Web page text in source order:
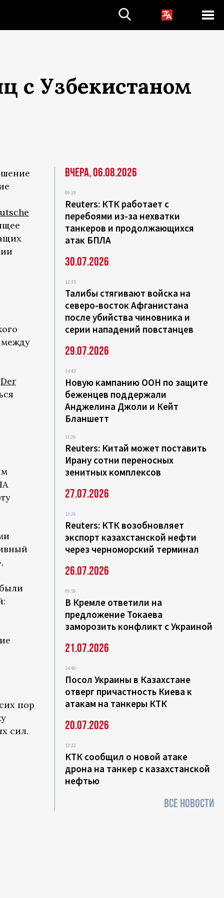
с Узбекистаном
между
Der
пор
сил.
Вчера, 06.08.2026
09:19
Reuters: КТК работает с
перебоями из-за нехватки
танкеров и продолжающихся
атак БПЛА
30.07.2026
12:35
Талибы стягивают войска на
северо-восток Афганистана
после убийства чиновника и
серии нападений повстанцев
29.07.2026
14:43
Новую кампанию ООН по защите
беженцев поддержали
Анджелина Джоли и Кейт
Бланшетт
11:26
Reuters: Китай может поставить
Ирану сотни переносных
зенитных комплексов
27.07.2026
13:26
Reuters: КТК возобновляет
экспорт казахстанской нефти
через черноморский терминал
26.07.2026
09:59
В Кремле ответили на
предложение Токаева
заморозить конфликт с Украиной
21.07.2026
14:40
Посол Украины в Казахстане
отверг причастность Киева к
атакам на танкеры КТК
20.07.2026
12:22
КТК сообщил о новой атаке
дрона на танкер с казахстанской
нефтью
ВСЕ НОВОСТИ